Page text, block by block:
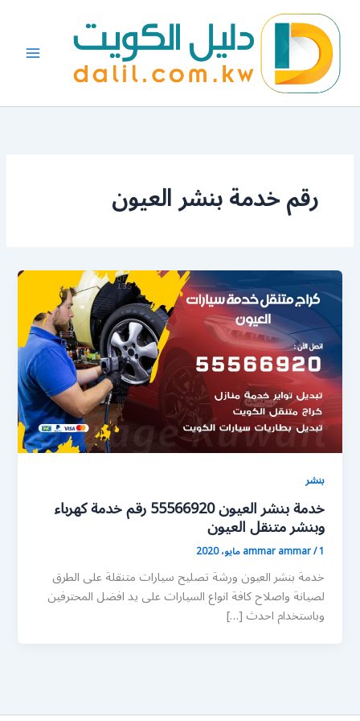
المحتوى
رقم خدمة بنشر العيون
بنشر
خدمة بنشر العيون 55566920 رقم خدمة كهرباء
وبنشر متنقل العيون
ammar ammar/1 مايو، 2020
خدمة بنشر العيون ورشة تصليح سيارات متنقلة على الطرق
لصيانة واصلاح كافة انواع السيارات على يد افضل المحترفين
وباستخدام احدث […]